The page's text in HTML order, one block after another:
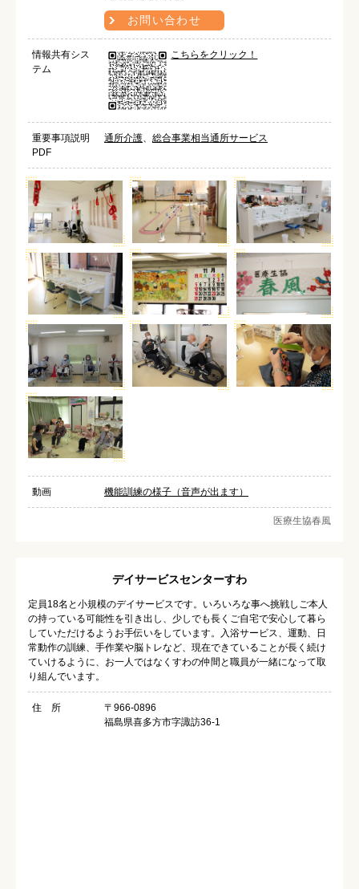
お問い合わせ
情報共有シス
テム
こちらをクリック！
重要事項説明
PDF
通所介護 総合事業相当通所サービス
動画 機能訓練の様子（音声が出ます）
医療生協春風
デイサービスセンターすわ
定員18名と小規模のデイサービスです。いろいろな事へ挑戦しご本人
の持っている可能性を引き出し、少しでも長くご自宅で安心して暮ら
していただけるようお手伝いをしています。入浴サービス、運動、日
常動作の訓練、手作業や脳トレなど、現在できていることが長く続け
ていけるように、お一人ではなくすわの仲間と職員が一緒になって取
り組んでいます。
住 所
〒966-0896
福島県喜多方市字諏訪36-1